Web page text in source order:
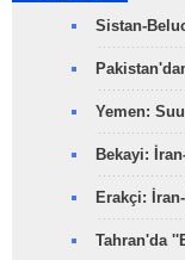
Sistan-
Yemen:
Bekayi:
Erakçi:
Tahran'da